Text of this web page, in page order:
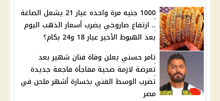
1000 جنيه مرة واحده عيار 21 يشعل الصاغة
.. ارتفاع صاروخي يضرب أسعار الذهب اليوم
بعد الهبوط الأخير عيار 18 و24 بكام؟
تامر حسني يعلن وفاة فنان شهير بعد
تعرضة ﻻزمة صحية مفاجأة فاجعة جديدة
تضرب الوسط الفني بخسارة أشهر ملحن في
مصر